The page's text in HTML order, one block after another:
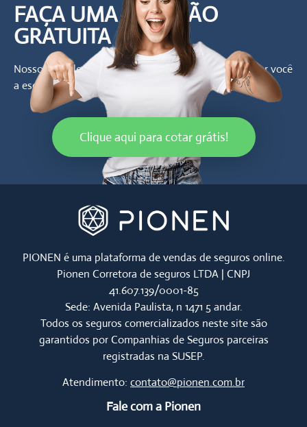
FAÇA UMA COTAÇÃO
GRATUITA
Nosso time de especialistas está ao dispor para ajudar você
a escolher a melhor solução!
Clique aqui para cotar grátis!
PIONEN é uma plataforma de vendas de seguros online.
Pionen Corretora de seguros LTDA | CNPJ
41.607.139/0001-85
Sede: Avenida Paulista, n 1471 5 andar.
Todos os seguros comercializados neste site são
garantidos por Companhias de Seguros parceiras
registradas na SUSEP.
Atendimento: contato@pionen.com.br
Fale com a Pionen